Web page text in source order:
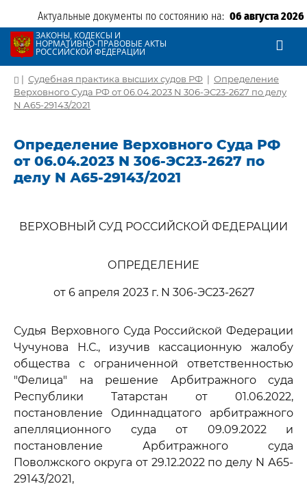
Актуальные документы по состоянию на: 06 августа 2026
ЗАКОНЫ, КОДЕКСЫ И
НОРМАТИВНО-ПРАВОВЫЕ АКТЫ
РОССИЙСКОЙ ФЕДЕРАЦИИ
| Судебная практика высших судов РФ | Определение
Верховного Суда РФ от 06.04.2023 N 306-ЭС23-2627 по делу
N А65-29143/2021
Определение Верховного Суда РФ
от 06.04.2023 N 306-ЭС23-2627 по
делу N А65-29143/2021
ВЕРХОВНЫЙ СУД РОССИЙСКОЙ ФЕДЕРАЦИИ
ОПРЕДЕЛЕНИЕ
от 6 апреля 2023 г. N 306-ЭС23-2627
Судья Верховного Суда Российской Федерации
Чучунова Н.С., изучив кассационную жалобу
общества с ограниченной ответственностью
"Фелица" на решение Арбитражного суда
Республики Татарстан от 01.06.2022,
постановление Одиннадцатого арбитражного
апелляционного суда от 09.09.2022 и
постановление Арбитражного суда
Поволжского округа от 29.12.2022 по делу N А65-
29143/2021,